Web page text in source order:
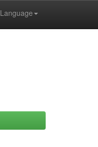
Language